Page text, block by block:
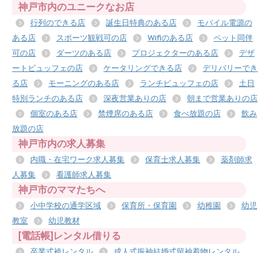
神戸市内のユニークなお店
行列のできる店 誕生日特典のある店
モバイル電源の
ある店
スポーツ観戦可の店 Wifiのある店
ペット同伴
可の店
ダーツのある店 プロジェクターのある店
デザ
ートビュッフェの店
ケータリングできる店
デリバリーでき
る店
モーニングのある店 ランチビュッフェの店
土日
特別ランチのある店
深夜営業ありの店
朝まで営業ありの店
個室のある店
禁煙席のある店 食べ放題の店
飲み
放題の店
神戸市内の求人募集
内職・在宅ワーク求人募集 保育士求人募集
薬剤師求
人募集
看護師求人募集
神戸市のママたちへ
小中学校の通学区域 保育所・保育園 幼稚園
幼児
教室
幼児教材
[電話帳]レンタル借りる